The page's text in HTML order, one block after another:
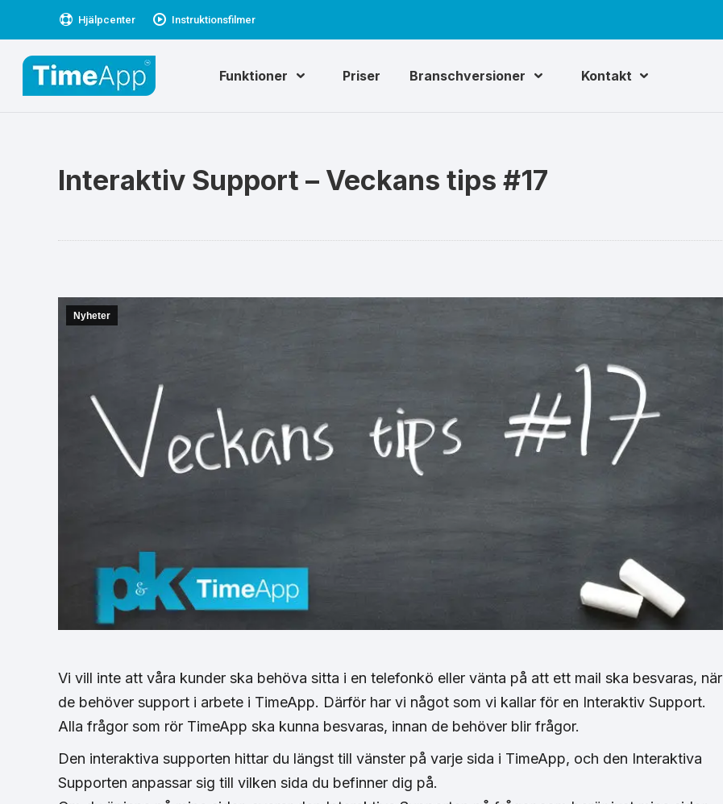
Hjälpcenter Instruktionsfilmer
Funktioner Priser Branschversioner Kontakt
Interaktiv Support – Veckans tips #17
Nyheter
Vi vill inte att våra kunder ska behöva sitta i en telefonkö eller vänta på att ett mail ska besvaras, när
de behöver support i arbete i TimeApp. Därför har vi något som vi kallar för en Interaktiv Support.
Alla frågor som rör TimeApp ska kunna besvaras, innan de behöver blir frågor.
Den interaktiva supporten hittar du längst till vänster på varje sida i TimeApp, och den Interaktiva
Supporten anpassar sig till vilken sida du befinner dig på.